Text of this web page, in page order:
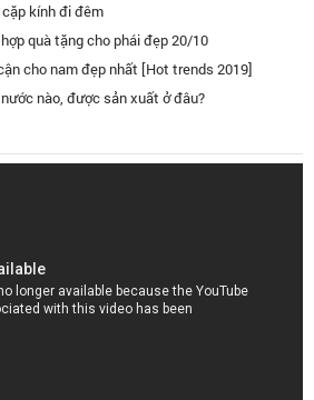
kính đi đêm
quà tặng cho phái đẹp 20/10
cho nam đẹp nhất [Hot trends 2019]
nào, được sản xuất ở đâu?